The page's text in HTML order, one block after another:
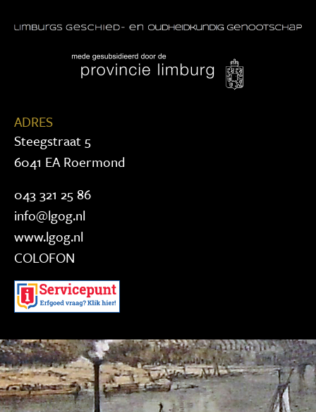
ADRES
Steegstraat 5
6041 EA Roermond
043 321 25 86
info@lgog.nl
www.lgog.nl
COLOFON